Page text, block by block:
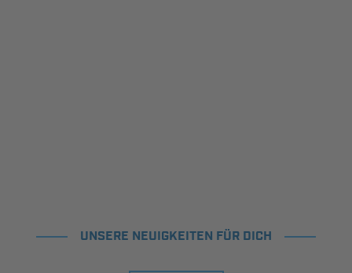
UNSERE NEUIGKEITEN FÜR DICH